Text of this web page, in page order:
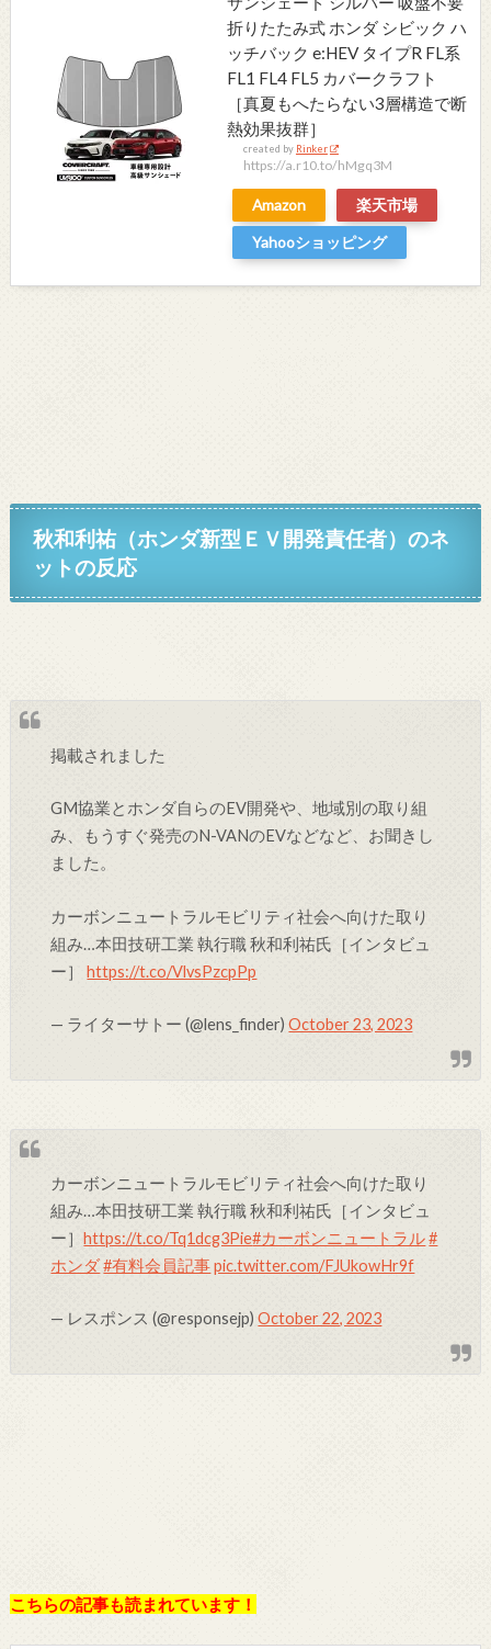
折りたたみ式 ホンダ シビック ハ
ッチバック e:HEV タイプR FL系
FL1 FL4 FL5 カバークラフト
［真夏もへたらない3層構造で断
熱効果抜群］
created by Rinker
https://a.r10.to/hMgq3M
Amazon
楽天市場
Yahooショッピング
秋和利祐（ホンダ新型ＥＶ開発責任者）のネ
ットの反応
掲載されました
GM協業とホンダ自らのEV開発や、地域別の取り組
み、もうすぐ発売のN-VANのEVなどなど、お聞きし
ました。
カーボンニュートラルモビリティ社会へ向けた取り
組み…本田技研工業 執行職 秋和利祐氏［インタビュ
ー］https://t.co/VlvsPzcpPp
— ライターサトー (@lens_finder)October 23, 2023
カーボンニュートラルモビリティ社会へ向けた取り
組み…本田技研工業 執行職 秋和利祐氏［インタビュ
ー］https://t.co/Tq1dcg3Pie#カーボンニュートラル #
ホンダ #有料会員記事 pic.twitter.com/FJUkowHr9f
— レスポンス (@responsejp)October 22, 2023
こちらの記事も読まれています！